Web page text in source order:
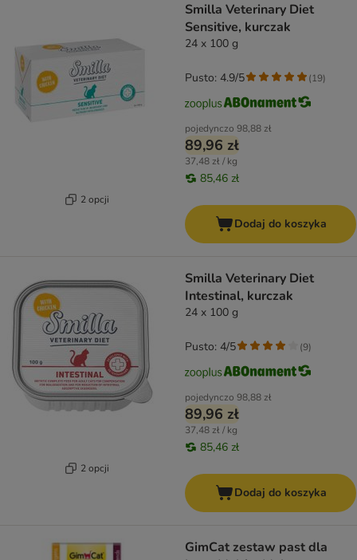
2 opcji
Smilla Veterinary Diet
Sensitive, kurczak
24 x 100 g
pojedynczo 98,88 zł
89,96 zł
37,48 zł / kg
85,46 zł
Pusto: 4.9/5 (19)
Dodaj do koszyka
2 opcji
Smilla Veterinary Diet
Intestinal, kurczak
24 x 100 g
pojedynczo 98,88 zł
89,96 zł
37,48 zł / kg
85,46 zł
Pusto: 4/5 (9)
Dodaj do koszyka
GimCat zestaw past dla